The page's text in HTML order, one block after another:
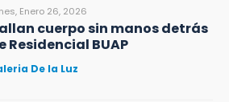
Enero 26, 2026
cuerpo sin manos detrás
Residencial BUAP
De la Luz